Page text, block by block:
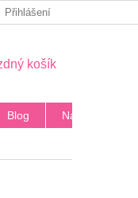
BLOG
Přihlášení
košík
Blog Napište nám